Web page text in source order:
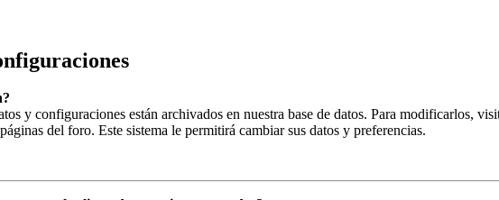
y configuraciones están archivados en nuestra base de datos. Para modificarlos,
del foro. Este sistema le permitirá cambiar sus datos y preferencias.